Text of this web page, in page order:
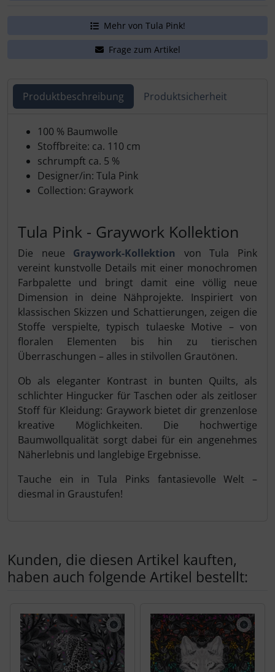
Mehr von Tula Pink!
Frage zum Artikel
Produktbeschreibung Produktsicherheit
100 % Baumwolle
Stoffbreite: ca. 110 cm
schrumpft ca. 5 %
Designer/in: Tula Pink
Collection: Graywork
Tula Pink - Graywork Kollektion
Die neue Graywork-Kollektion
von Tula Pink
vereint kunstvolle Details mit einer monochromen
Farbpalette und bringt damit eine völlig neue
Dimension in deine Nähprojekte. Inspiriert von
klassischen Skizzen und Schattierungen, zeigen die
Stoffe verspielte, typisch tulaeske Motive – von
floralen Elementen bis hin zu tierischen
Überraschungen – alles in stilvollen Grautönen.
Ob als eleganter Kontrast in bunten Quilts, als
schlichter Hingucker für Taschen oder als zeitloser
Stoff für Kleidung: Graywork bietet dir grenzenlose
kreative Möglichkeiten. Die hochwertige
Baumwollqualität sorgt dabei für ein angenehmes
Näherlebnis und langlebige Ergebnisse.
Tauche ein in Tula Pinks fantasievolle Welt –
diesmal in Graustufen!
Kunden, die diesen Artikel kauften,
haben auch folgende Artikel bestellt: